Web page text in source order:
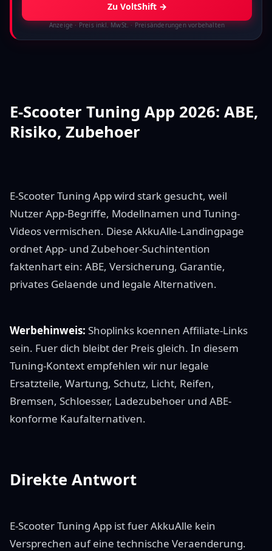
Zu VoltShift→
Anzeige· Preis inkl. MwSt. · Preisänderungen vorbehalten
E-Scooter Tuning App 2026: ABE,
Risiko, Zubehoer
E-Scooter Tuning App wird stark gesucht, weil
Nutzer App-Begriffe, Modellnamen und Tuning-
Videos vermischen. Diese AkkuAlle-Landingpage
ordnet App- und Zubehoer-Suchintention
faktenhart ein: ABE, Versicherung, Garantie,
privates Gelaende und legale Alternativen.
Werbehinweis: Shoplinks koennen Affiliate-Links
sein. Fuer dich bleibt der Preis gleich. In diesem
Tuning-Kontext empfehlen wir nur legale
Ersatzteile, Wartung, Schutz, Licht, Reifen,
Bremsen, Schloesser, Ladezubehoer und ABE-
konforme Kaufalternativen.
Direkte Antwort
E-Scooter Tuning App ist fuer AkkuAlle kein
Versprechen auf eine technische Veraenderung.